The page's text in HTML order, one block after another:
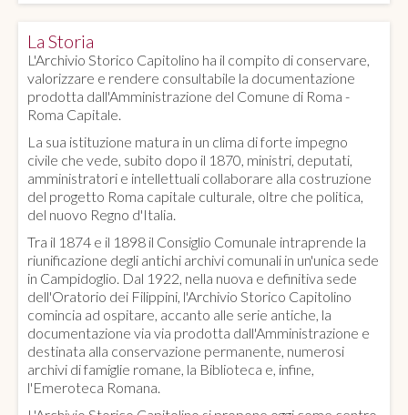
La Storia
L'Archivio Storico Capitolino ha il compito di conservare,
valorizzare e rendere consultabile la documentazione
prodotta dall'Amministrazione del Comune di Roma -
Roma Capitale.
La sua istituzione matura in un clima di forte impegno
civile che vede, subito dopo il 1870, ministri, deputati,
amministratori e intellettuali collaborare alla costruzione
del progetto Roma capitale culturale, oltre che politica,
del nuovo Regno d'Italia.
Tra il 1874 e il 1898 il Consiglio Comunale intraprende la
riunificazione degli antichi archivi comunali in un'unica sede
in Campidoglio. Dal 1922, nella nuova e definitiva sede
dell'Oratorio dei Filippini, l'Archivio Storico Capitolino
comincia ad ospitare, accanto alle serie antiche, la
documentazione via via prodotta dall'Amministrazione e
destinata alla conservazione permanente, numerosi
archivi di famiglie romane, la Biblioteca e, infine,
l'Emeroteca Romana.